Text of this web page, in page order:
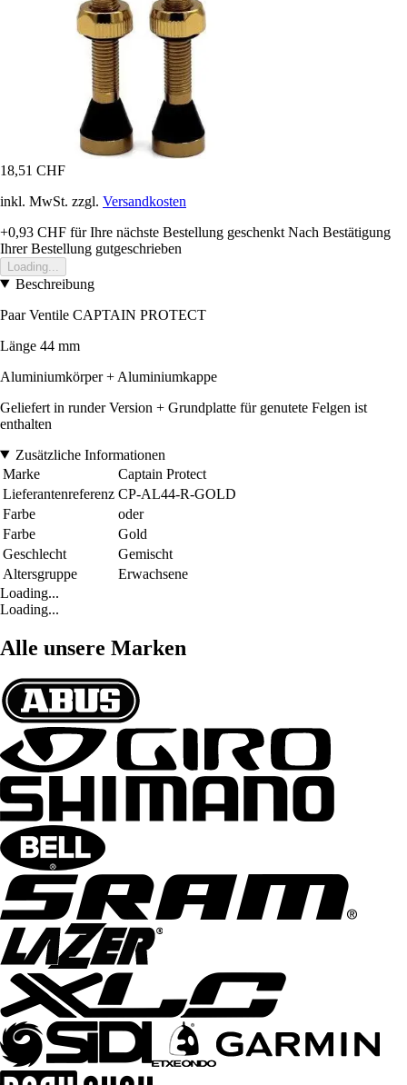
18,51 CHF
inkl. MwSt. zzgl. Versandkosten
+0,93 CHF für Ihre nächste Bestellung geschenkt Nach Bestätigung
Ihrer Bestellung gutgeschrieben
Loading...
Beschreibung
Paar Ventile CAPTAIN PROTECT
Länge 44 mm
Aluminiumkörper + Aluminiumkappe
Geliefert in runder Version + Grundplatte für genutete Felgen ist
enthalten
Zusätzliche Informationen
Marke
Captain Protect
Lieferantenreferenz CP-AL44-R-GOLD
Farbe
oder
Farbe
Gold
Geschlecht
Gemischt
Altersgruppe
Erwachsene
Loading...
Loading...
Alle unsere Marken